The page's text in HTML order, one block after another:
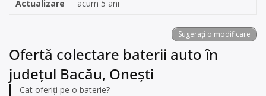
Actualizare
acum 5 ani
Sugerați o modificare
Ofertă colectare baterii auto în
județul Bacău, Onești
Cat oferiți pe o baterie?